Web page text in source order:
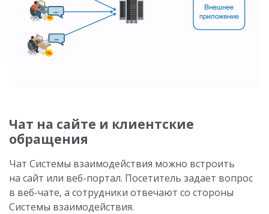
Чат на сайте и клиентские
обращения
Чат Системы взаимодействия можно встроить
на сайт или веб-портал. Посетитель задает вопрос
в веб-чате, а сотрудники отвечают со стороны
Системы взаимодействия.